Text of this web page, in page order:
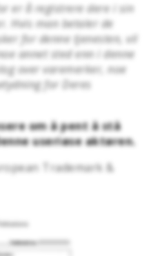
er å registrere dere i sin
Hvis man betaler de
for denne tjenesten, vil
annet sted enn i denne
over varemerker, noe
for Deres
om å pent å stå
useriøse aktøren.
Trademark &